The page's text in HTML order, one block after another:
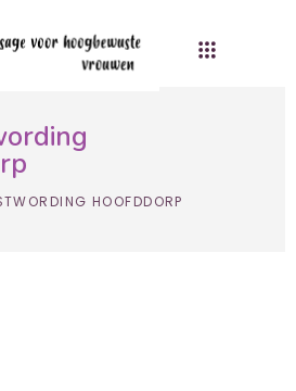
HOOFDDORP